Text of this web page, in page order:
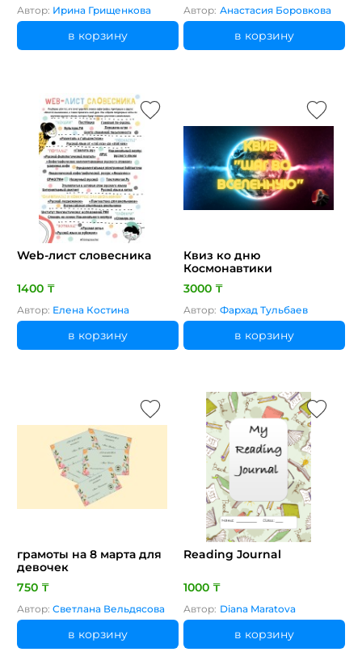
Автор: Ирина Грищенкова
в корзину
Автор: Анастасия Боровкова
в корзину
Web-лист словесника
1400 ₸
Автор: Елена Костина
в корзину
Квиз ко дню
Космонавтики
3000 ₸
Автор: Фархад Тульбаев
в корзину
грамоты на 8 марта для
девочек
750 ₸
Автор: Светлана Вельдясова
в корзину
Reading Journal
1000 ₸
Автор: Diana Maratova
в корзину